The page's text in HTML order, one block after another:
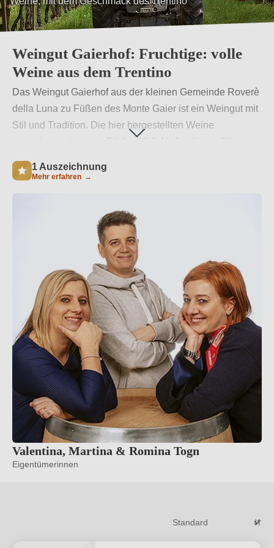
Weingut Gaierhof: Fruchtige: volle
Weine aus dem Trentino
Das Weingut Gaierhof aus der kleinen Gemeinde Roverè
della Luna zu Füßen des Monte Gaier ist ein Weingut mit
Stil und Tradition. Die hier hergestellten Weine
garantieren ein gutes Trinkgefühl. Als familiengeführtes
der ganzen Region zusammen. Die Weine bilden die
1 Auszeichnung
Mehr erfahren →
Valentina, Martina & Romina Togn
Eigentümerinnen